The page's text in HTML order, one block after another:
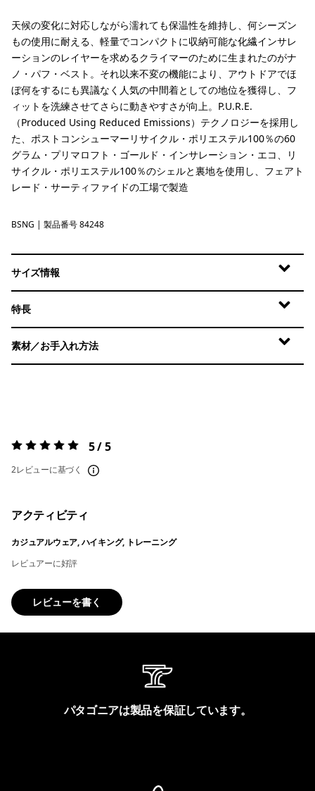
天候の変化に対応しながら濡れても保温性を維持し、何シーズン
もの使用に耐える、軽量でコンパクトに収納可能な化繊インサレ
ーションのレイヤーを求めるクライマーのために生まれたのがナ
ノ・パフ・ベスト。それ以来不変の機能により、アウトドアでほ
ぼ何をするにも異議なく人気の中間着としての地位を獲得し、フ
ィットを洗練させてさらに動きやすさが向上。P.U.R.E.
（Produced Using Reduced Emissions）テクノロジーを採用し
た、ポストコンシューマーリサイクル・ポリエステル100％の60
グラム・プリマロフト・ゴールド・インサレーション・エコ、リ
サイクル・ポリエステル100％のシェルと裏地を使用し、フェアト
レード・サーティファイドの工場で製造
Basin Green
BSNG | 製品番号 84248
サイズ情報
特長
素材／お手入れ方法
評価:5 / 5 5 / 5
2レビューに基づく
アクティビティ
カジュアルウェア, ハイキング, トレーニング
レビュアーに好評
レビューを書く
パタゴニアは製品を保証しています。